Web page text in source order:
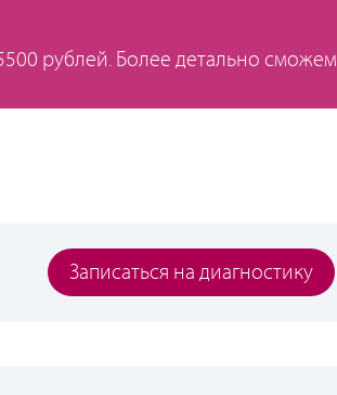
рублей. Более детально сможем
Записаться на диагностику